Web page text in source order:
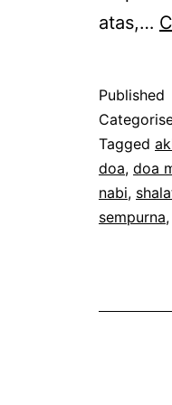
atas,…
Published
Tagged
doa, doa
nabi,
sempurna,